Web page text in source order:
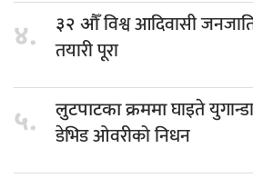
४. ३२ औँविश्व आदिवासी
तयारी पूरा
५. लुटपाटका क्रममाघाइते
डेभिड ओवरीको निधन